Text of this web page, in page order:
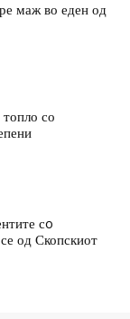
маж во еден од
со
сo
од Скопскиот